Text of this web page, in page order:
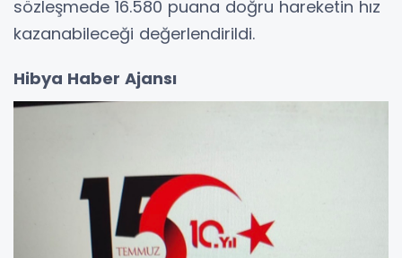
sözleşmede 16.580 puana doğru hareketin hız
kazanabileceği değerlendirildi.
Hibya Haber Ajansı